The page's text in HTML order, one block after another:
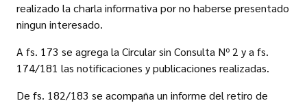
realizado la charla informativa por no haberse presentado
ningun interesado.
A fs. 173 se agrega la Circular sin Consulta Nº 2 y a fs.
174/181 las notificaciones y publicaciones realizadas.
De fs. 182/183 se acompaña un informe del retiro de